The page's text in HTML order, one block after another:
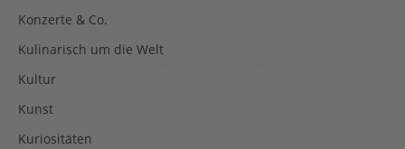
Konzerte & Co.
Kulinarisch um die Welt
Kultur
Kunst
Kuriositäten